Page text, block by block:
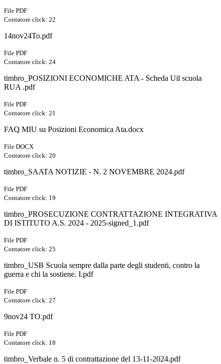
File PDF
Contatore click: 22
14nov24To.pdf
File PDF
Contatore click: 24
timbro_POSIZIONI ECONOMICHE ATA - Scheda Uil scuola
RUA .pdf
File PDF
Contatore click: 21
FAQ MIU su Posizioni Economica Ata.docx
File DOCX
Contatore click: 20
timbro_SAATA NOTIZIE - N. 2 NOVEMBRE 2024.pdf
File PDF
Contatore click: 19
timbro_PROSECUZIONE CONTRATTAZIONE INTEGRATIVA
DI ISTITUTO A.S. 2024 - 2025-signed_1.pdf
File PDF
Contatore click: 25
timbro_USB Scuola sempre dalla parte degli studenti, contro la
guerra e chi la sostiene. I.pdf
File PDF
Contatore click: 27
9nov24 TO.pdf
File PDF
Contatore click: 18
timbro_Verbale n. 5 di contrattazione del 13-11-2024.pdf